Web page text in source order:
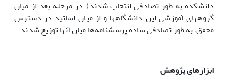
دانشکده به طور تصادفی انتخاب شدند) در مرحله بعد از میان
گروه­های آموزشی این دانشگاه­ها و از میان اساتید در دسترس
محقق، به طور تصادفی ساده پرسشنامه‌ها میان آنها توزیع شدند.
ابزارهای پژوهش